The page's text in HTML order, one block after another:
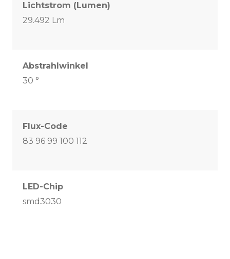
Lichtstrom (Lumen)
29.492 Lm
Abstrahlwinkel
30 °
Flux-Code
83 96 99 100 112
LED-Chip
smd3030